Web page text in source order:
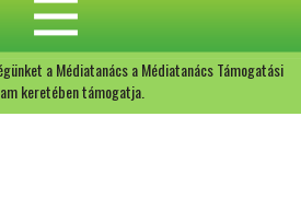
a Médiatanács a Médiatanács Támogatási
keretében támogatja.